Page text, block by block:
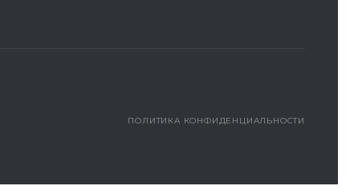
ПОЛИТИКА КОНФИДЕНЦИАЛЬНОСТИ